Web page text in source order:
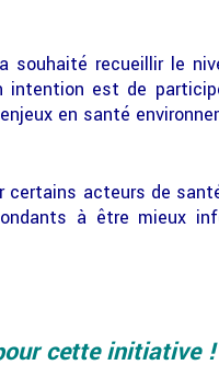
souhaité recueillir le
est de
en santé
acteurs de
à être mieux
cette initiative